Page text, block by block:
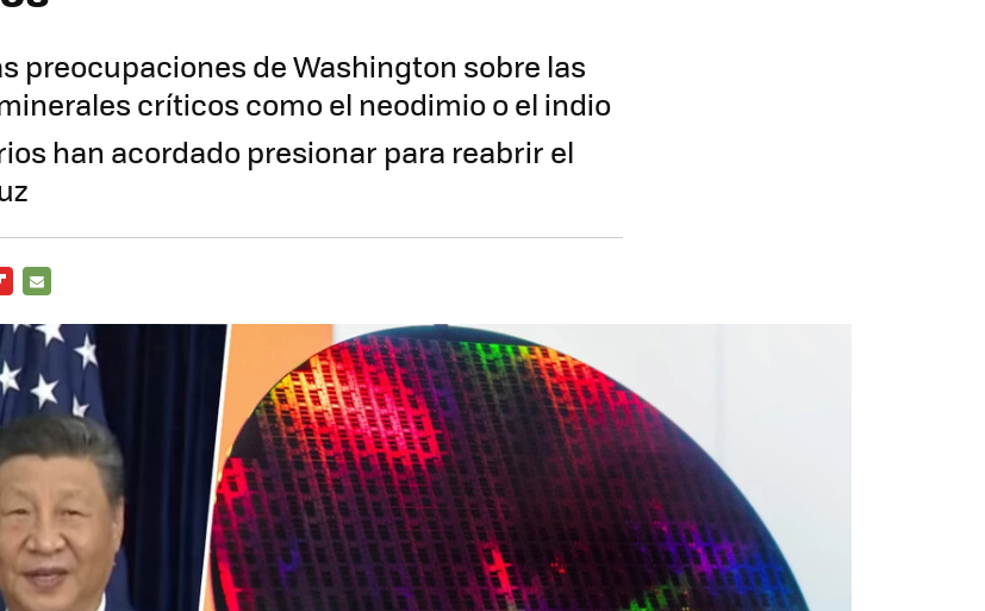
preocupaciones de Washington sobre las
críticos como el neodimio o el indio
han acordado presionar para reabrir el
MAIL